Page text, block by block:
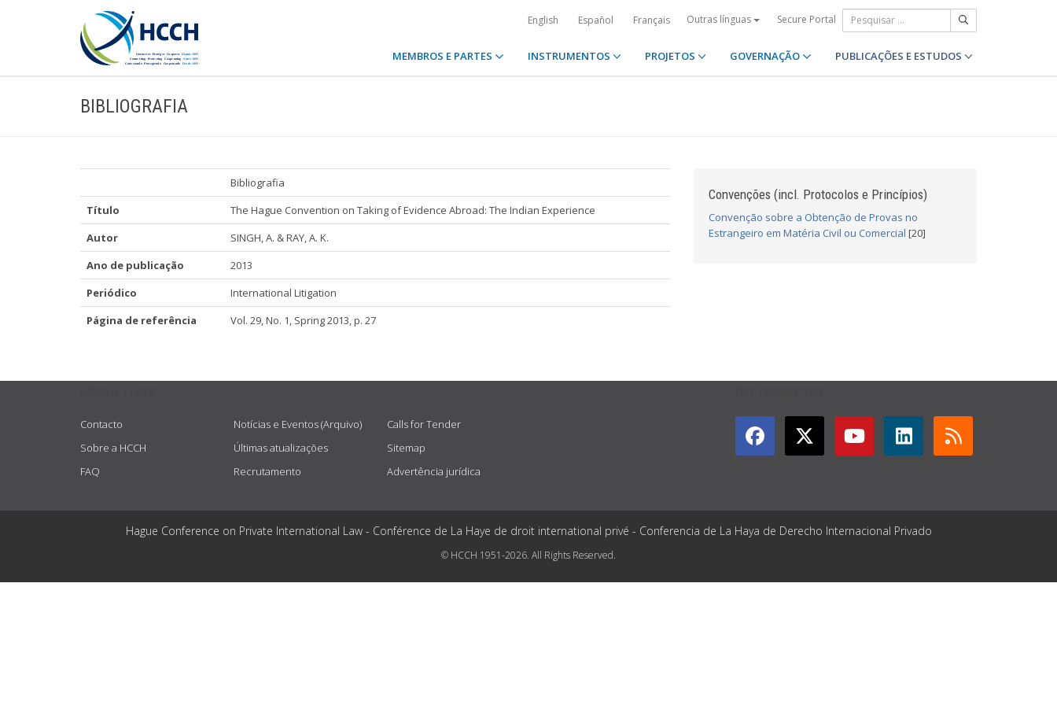
English Español Français Outras línguas Secure Portal
MEMBROS E PARTES INSTRUMENTOS PROJETOS GOVERNAÇÃO PUBLICAÇÕES E ESTUDOS
BIBLIOGRAFIA
Bibliografia
Título
The Hague Convention on Taking of Evidence Abroad: The Indian Experience
Autor
SINGH, A. & RAY, A. K.
Ano de publicação
2013
Periódico
International Litigation
Página de referência
Vol. 29, No. 1, Spring 2013, p. 27
Convenções (incl. Protocolos e Princípios)
Convenção sobre a Obtenção de Provas no
Estrangeiro em Matéria Civil ou Comercial [20]
Contacto
Sobre a HCCH
FAQ
Notícias e Eventos (Arquivo)
Últimas atualizações
Recrutamento
Calls for Tender
Sitemap
Advertência jurídica
Hague Conference on Private International Law - Conférence de La Haye de droit international privé - Conferencia de La Haya de Derecho Internacional Privado
© HCCH 1951-2026. All Rights Reserved.